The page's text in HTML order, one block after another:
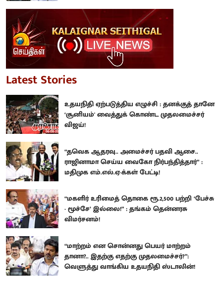
Latest Stories
உதயநிதி ஏற்படுத்திய எழுச்சி : தனக்குத் தானே
‘சூனியம்' வைத்துக் கொண்ட முதலமைச்சர்
விஜய்!
“தவெக ஆதரவு.. அமைச்சர் பதவி ஆசை..
ராஜினாமா செய்ய வைகோ நிர்பந்தித்தார்” :
மதிமுக எம்.எல்.ஏ-க்கள் பேட்டி!
“மகளிர் உரிமைத் தொகை ரூ.2,500 பற்றி ‘பேச்சு
- மூச்சே’ இல்லை!” : தங்கம் தென்னரசு
விமர்சனம்!
“மாற்றம் என சொன்னது பெயர் மாற்றம்
தானா?.. இதற்கு எதற்கு முதலமைச்சர்?”:
வெளுத்து வாங்கிய உதயநிதி ஸ்டாலின்!